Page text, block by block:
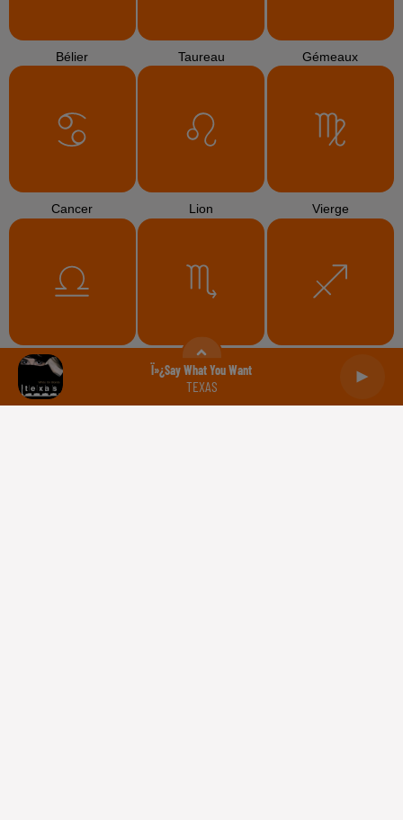
Ï»¿say What You Want
TEXAS
Bélier Taureau Gémeaux
Cancer Lion Vierge
Balance Scorpion